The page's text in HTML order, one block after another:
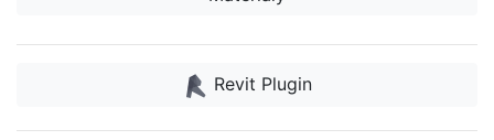
Revit Plugin